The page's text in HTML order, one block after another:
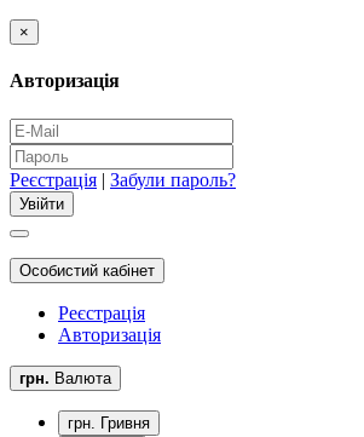
×
Авторизація
Реєстрація | Забули пароль?
Особистий кабінет
Реєстрація
Авторизація
грн. Валюта
грн. Гривня